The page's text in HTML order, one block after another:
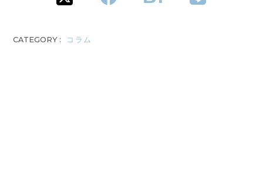
CATEGORY : コラム